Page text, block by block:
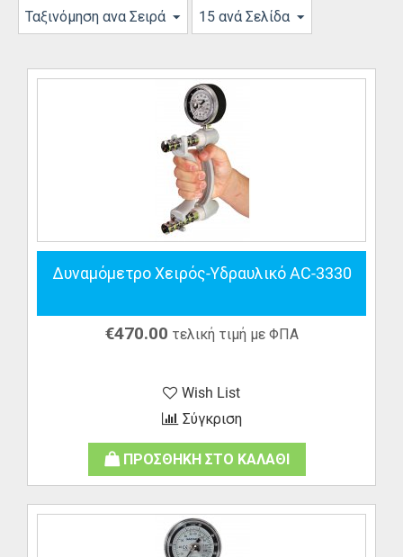
Ταξινόμηση ανα Σειρά 15 ανά Σελίδα
Δυναμόμετρο Χειρός-Υδραυλικό AC-3330
€470.00 τελική τιμή με ΦΠΑ
Wish List
Σύγκριση
ΠΡΟΣΘΗΚΗ ΣΤΟ ΚΑΛΑΘΙ